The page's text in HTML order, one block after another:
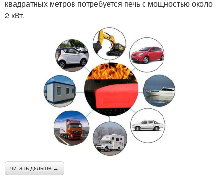
квадратных метров потребуется печь с мощностью около
2 кВт.
читать дальше →